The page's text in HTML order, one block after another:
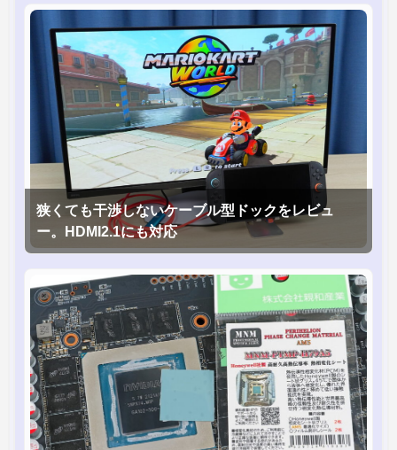
狭くても干渉しないケーブル型ドックをレビュ
ー。HDMI2.1にも対応